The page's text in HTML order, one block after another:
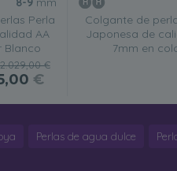
Perla
AA
Blanco
2.029,00 €
€
Colgante de
Japonesa de
7mm en
Perlas de agua dulce